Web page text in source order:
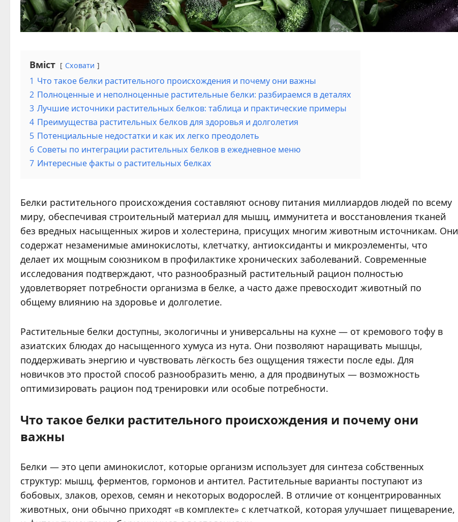
Вміст Сховати
1 Что такое белки растительного происхождения и почему они важны
2 Полноценные и неполноценные растительные белки: разбираемся в деталях
3 Лучшие источники растительных белков: таблица и практические примеры
4 Преимущества растительных белков для здоровья и долголетия
5 Потенциальные недостатки и как их легко преодолеть
6 Советы по интеграции растительных белков в ежедневное меню
7 Интересные факты о растительных белках
Белки растительного происхождения составляют основу питания миллиардов людей по всему
миру, обеспечивая строительный материал для мышц, иммунитета и восстановления тканей
без вредных насыщенных жиров и холестерина, присущих многим животным источникам. Они
содержат незаменимые аминокислоты, клетчатку, антиоксиданты и микроэлементы, что
делает их мощным союзником в профилактике хронических заболеваний. Современные
исследования подтверждают, что разнообразный растительный рацион полностью
удовлетворяет потребности организма в белке, а часто даже превосходит животный по
общему влиянию на здоровье и долголетие.
Растительные белки доступны, экологичны и универсальны на кухне — от кремового тофу в
азиатских блюдах до насыщенного хумуса из нута. Они позволяют наращивать мышцы,
поддерживать энергию и чувствовать лёгкость без ощущения тяжести после еды. Для
новичков это простой способ разнообразить меню, а для продвинутых — возможность
оптимизировать рацион под тренировки или особые потребности.
Что такое белки растительного происхождения и почему они
важны
Белки — это цепи аминокислот, которые организм использует для синтеза собственных
структур: мышц, ферментов, гормонов и антител. Растительные варианты поступают из
бобовых, злаков, орехов, семян и некоторых водорослей. В отличие от концентрированных
животных, они обычно приходят «в комплекте» с клетчаткой, которая улучшает пищеварение,